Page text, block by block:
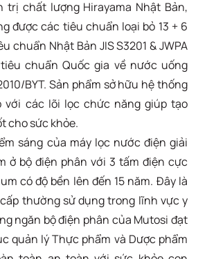
trị chất lượng Hirayama Nhật Bản,
được các tiêu chuẩn loại bỏ 13 + 6
chuẩn Nhật Bản JIS S3201 & JWPA
chuẩn Quốc gia về nước uống
BYT. Sản phẩm sở hữu hệ thống
với các lõi lọc chức năng giúp tạo
cho sức khỏe.
sáng của máy lọc nước điện giải
ở bộ điện phân với 3 tấm điện cực
có độ bền lên đến 15 năm. Đây là
thường sử dụng trong lĩnh vực y
ngăn bộ điện phân của Mutosi đạt
quản lý Thực phẩm và Dược phẩm